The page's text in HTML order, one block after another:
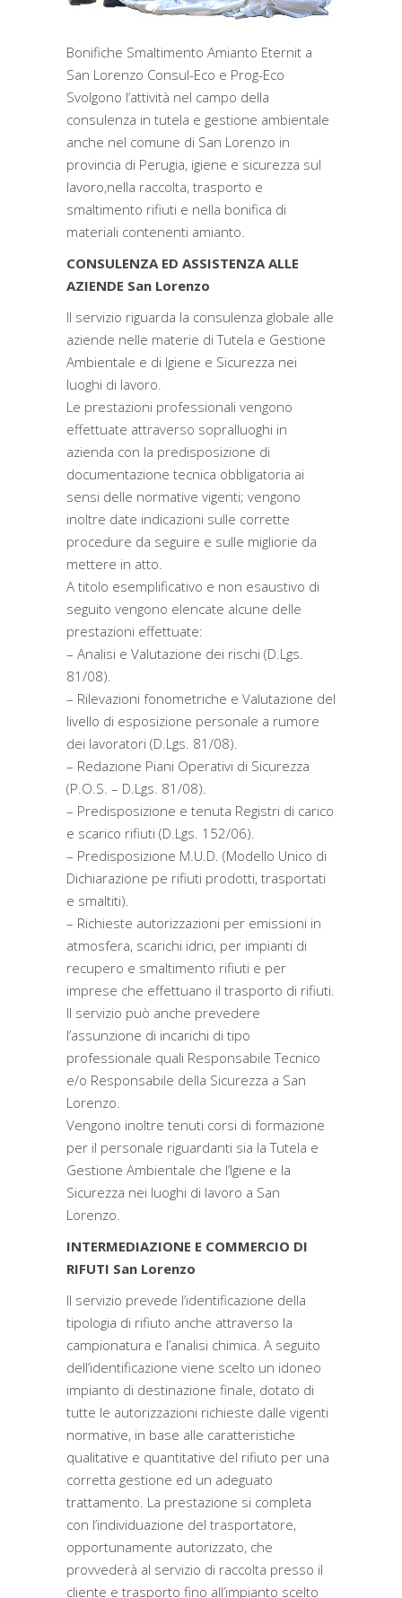
Bonifiche Smaltimento Amianto Eternit a
San Lorenzo Consul-Eco e Prog-Eco
Svolgono l’attività nel campo della
consulenza in tutela e gestione ambientale
anche nel comune di San Lorenzo in
provincia di Perugia, igiene e sicurezza sul
lavoro,nella raccolta, trasporto e
smaltimento rifiuti e nella bonifica di
materiali contenenti amianto.
CONSULENZA ED ASSISTENZA ALLE
AZIENDE San Lorenzo
Il servizio riguarda la consulenza globale alle
aziende nelle materie di Tutela e Gestione
Ambientale e di Igiene e Sicurezza nei
luoghi di lavoro.
Le prestazioni professionali vengono
effettuate attraverso sopralluoghi in
azienda con la predisposizione di
documentazione tecnica obbligatoria ai
sensi delle normative vigenti; vengono
inoltre date indicazioni sulle corrette
procedure da seguire e sulle migliorie da
mettere in atto.
A titolo esemplificativo e non esaustivo di
seguito vengono elencate alcune delle
prestazioni effettuate:
– Analisi e Valutazione dei rischi (D.Lgs.
81/08).
– Rilevazioni fonometriche e Valutazione del
livello di esposizione personale a rumore
dei lavoratori (D.Lgs. 81/08).
– Redazione Piani Operativi di Sicurezza
(P.O.S. – D.Lgs. 81/08).
– Predisposizione e tenuta Registri di carico
e scarico rifiuti (D.Lgs. 152/06).
– Predisposizione M.U.D. (Modello Unico di
Dichiarazione pe rifiuti prodotti, trasportati
e smaltiti).
– Richieste autorizzazioni per emissioni in
atmosfera, scarichi idrici, per impianti di
recupero e smaltimento rifiuti e per
imprese che effettuano il trasporto di rifiuti.
Il servizio può anche prevedere
l’assunzione di incarichi di tipo
professionale quali Responsabile Tecnico
e/o Responsabile della Sicurezza a San
Lorenzo.
Vengono inoltre tenuti corsi di formazione
per il personale riguardanti sia la Tutela e
Gestione Ambientale che l’Igiene e la
Sicurezza nei luoghi di lavoro a San
Lorenzo.
INTERMEDIAZIONE E COMMERCIO DI
RIFUTI San Lorenzo
Il servizio prevede l’identificazione della
tipologia di rifiuto anche attraverso la
campionatura e l’analisi chimica. A seguito
dell’identificazione viene scelto un idoneo
impianto di destinazione finale, dotato di
tutte le autorizzazioni richieste dalle vigenti
normative, in base alle caratteristiche
qualitative e quantitative del rifiuto per una
corretta gestione ed un adeguato
trattamento. La prestazione si completa
con l’individuazione del trasportatore,
opportunamente autorizzato, che
provvederà al servizio di raccolta presso il
cliente e trasporto fino all’impianto scelto